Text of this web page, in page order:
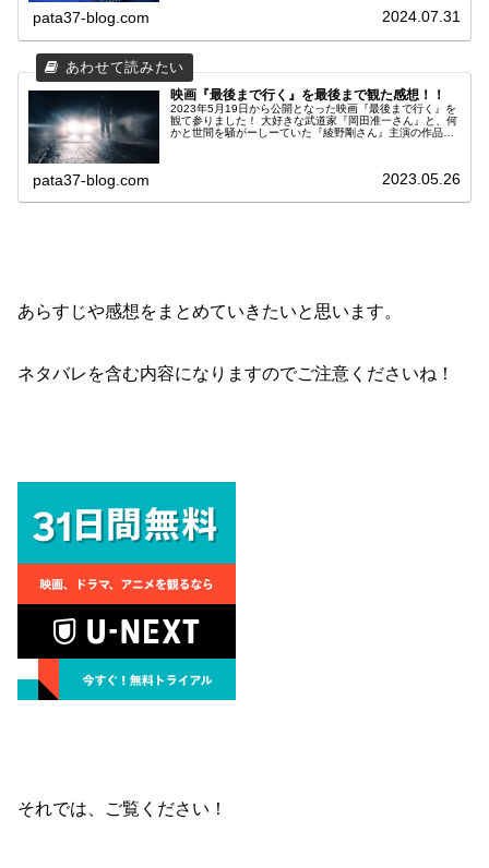
りたいと思います！！ それではご覧ください。
pata37-blog.com 2024.07.31
映画『最後まで行く』を最後まで観た感想！！
2023年5月19日から公開となった映画『最後まで行く』を
観て参りました！ 大好きな武道家『岡田准一さん』と、何
かと世間を騒がーしーていた『綾野剛さん』主演の作品で
pata37-blog.com 2023.05.26
あらすじや感想をまとめていきたいと思います。
ネタバレを含む内容になりますのでご注意くださいね！
それでは、ご覧ください！